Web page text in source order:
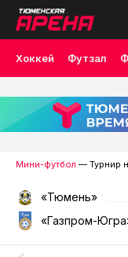
Хоккей Футзал
Лыжные гонки
Скалолазание
Мини-футбол — Турнир
«Тюмень»
«Газпром-